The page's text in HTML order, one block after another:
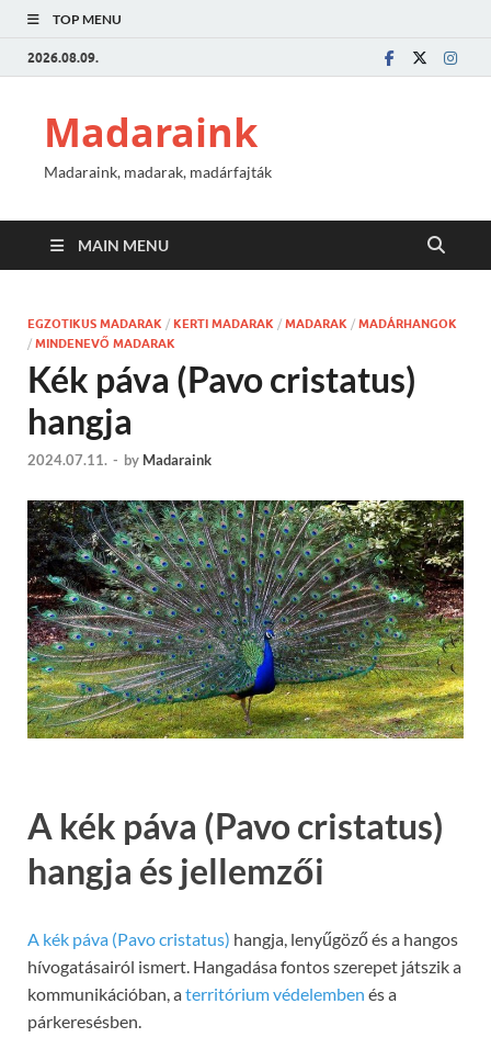
TOP MENU
2026.08.09.
Madaraink
Madaraink, madarak, madárfajták
MAIN MENU
EGZOTIKUS MADARAK / KERTI MADARAK / MADARAK / MADÁRHANGOK
/ MINDENEVŐ MADARAK
Kék páva (Pavo cristatus)
hangja
2024.07.11. - by Madaraink
A kék páva (Pavo cristatus)
hangja és jellemzői
A kék páva (Pavo cristatus) hangja, lenyűgöző és a hangos
hívogatásairól ismert. Hangadása fontos szerepet játszik a
kommunikációban, aterritórium védelemben és a
párkeresésben.